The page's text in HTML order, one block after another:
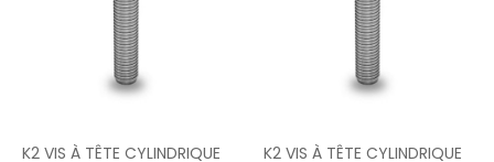
K2 VIS À TÊTE CYLINDRIQUE
K2 VIS À TÊTE CYLINDRIQUE